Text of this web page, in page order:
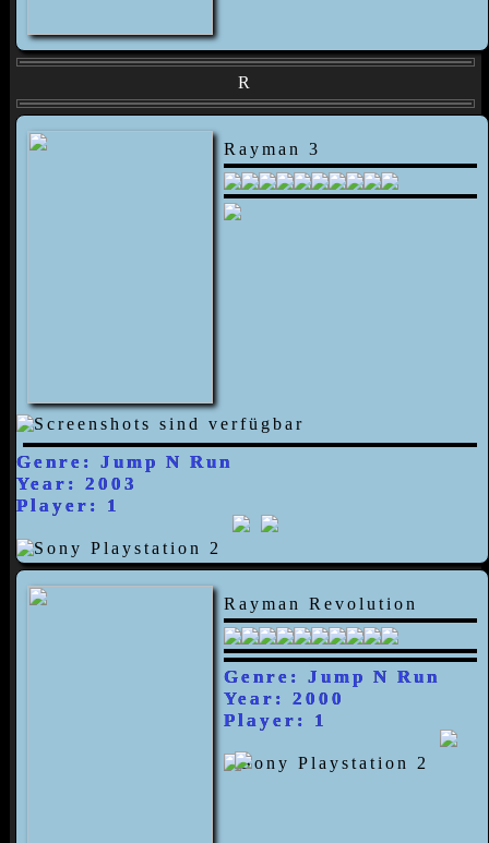
R
Rayman 3
Genre: Jump N Run
Year: 2003
Player: 1
Rayman Revolution
Genre: Jump N Run
Year: 2000
Player: 1